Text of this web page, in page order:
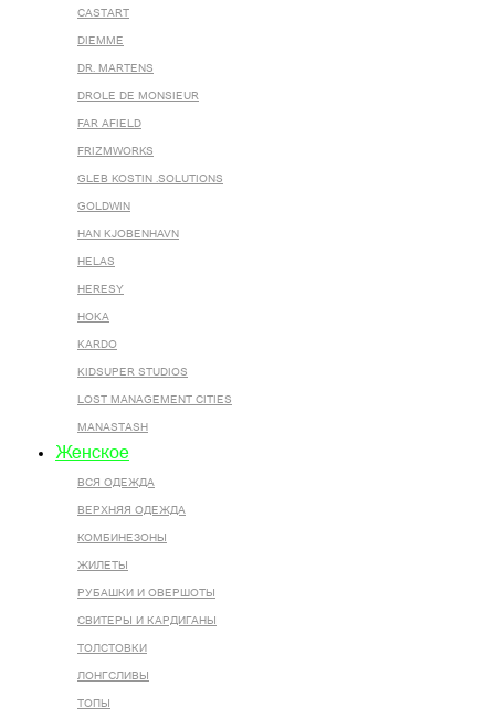
CASTART
DIEMME
DR. MARTENS
DROLE DE MONSIEUR
FAR AFIELD
FRIZMWORKS
GLEB KOSTIN .SOLUTIONS
GOLDWIN
HAN KJOBENHAVN
HELAS
HERESY
HOKA
KARDO
KIDSUPER STUDIOS
LOST MANAGEMENT CITIES
MANASTASH
Женское
ВСЯ ОДЕЖДА
ВЕРХНЯЯ ОДЕЖДА
КОМБИНЕЗОНЫ
ЖИЛЕТЫ
РУБАШКИ И ОВЕРШОТЫ
СВИТЕРЫ И КАРДИГАНЫ
ТОЛСТОВКИ
ЛОНГСЛИВЫ
ТОПЫ